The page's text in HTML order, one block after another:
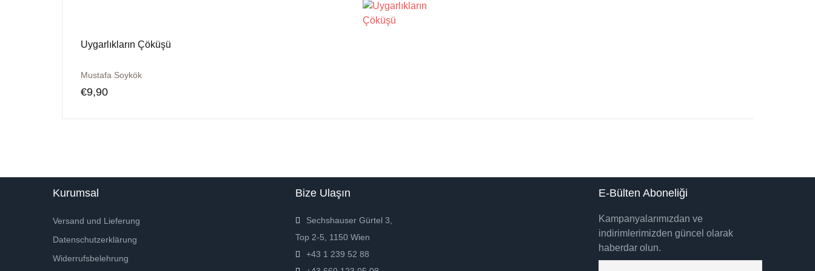
Uygarlıkların Çöküşü
Mustafa Soykök
€9,90
Kurumsal
Versand und Lieferung
Datenschutzerklärung
Widerrufsbelehrung
Bize Ulaşın
Sechshauser Gürtel 3,
Top 2-5, 1150 Wien
+43 1 239 52 88
E-Bülten Aboneliği
Kampanyalarımızdan ve
indirimlerimizden güncel olarak
haberdar olun.